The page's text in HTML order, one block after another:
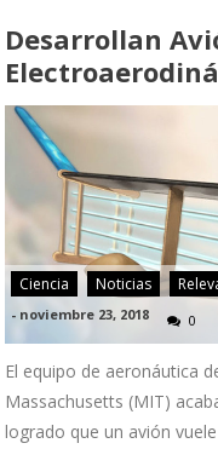
Desarrollan
Ciencia Noticias
- noviembre 23, 2018 0
El equipo de aeronáutica
Massachusetts (MIT)
logrado que un avión